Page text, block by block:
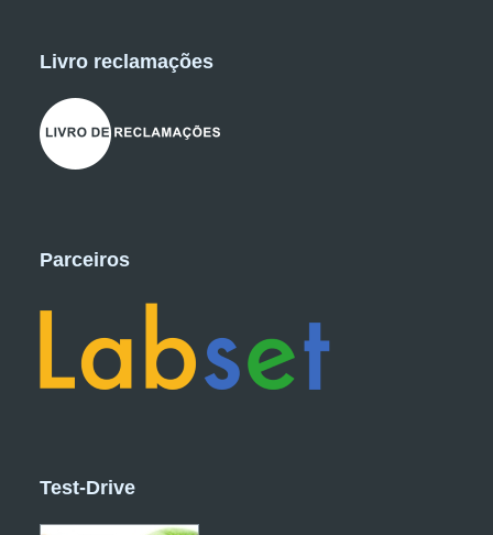
Livro reclamações
Parceiros
Test-Drive